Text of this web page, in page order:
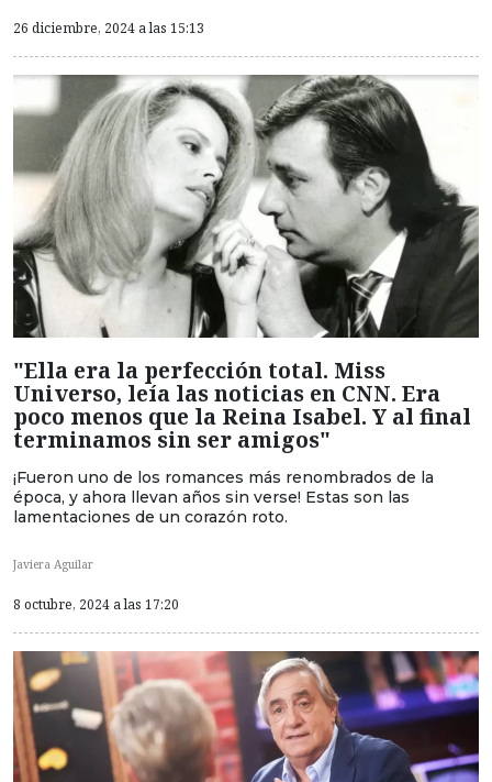
26 diciembre, 2024 a las 15:13
"Ella era la perfección total. Miss
Universo, leía las noticias en CNN. Era
poco menos que la Reina Isabel. Y al final
terminamos sin ser amigos"
¡Fueron uno de los romances más renombrados de la
época, y ahora llevan años sin verse! Estas son las
lamentaciones de un corazón roto.
Javiera Aguilar
8 octubre, 2024 a las 17:20